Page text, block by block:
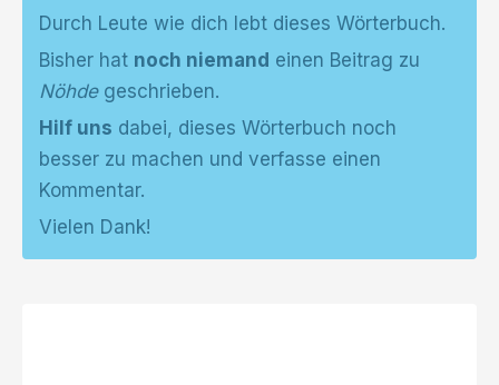
Durch Leute wie dich lebt dieses Wörterbuch.
Bisher hat noch niemand einen Beitrag zu
Nöhdegeschrieben.
Hilf uns dabei, dieses Wörterbuch noch
besser zu machen und verfasse einen
Kommentar.
Vielen Dank!